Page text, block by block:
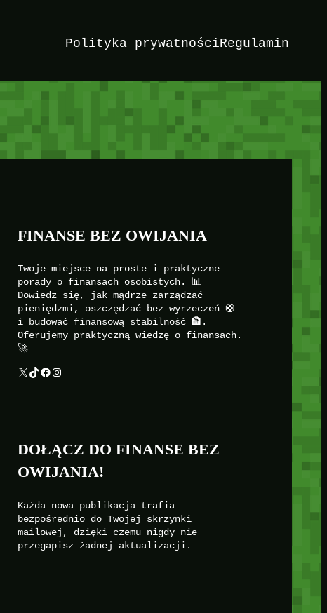
Polityka prywatnościRegulamin
FINANSE BEZ OWIJANIA
Twoje miejsce na proste i praktyczne
porady o finansach osobistych. 📊
Dowiedz się, jak mądrze zarządzać
pieniędzmi, oszczędzać bez wyrzeczeń 🛟
i budować finansową stabilność 🏦.
Oferujemy praktyczną wiedzę o finansach.
🚀
X TikTok Facebook Instagram
DOŁĄCZ DO FINANSE BEZ
OWIJANIA!
Każda nowa publikacja trafia
bezpośrednio do Twojej skrzynki
mailowej, dzięki czemu nigdy nie
przegapisz żadnej aktualizacji.